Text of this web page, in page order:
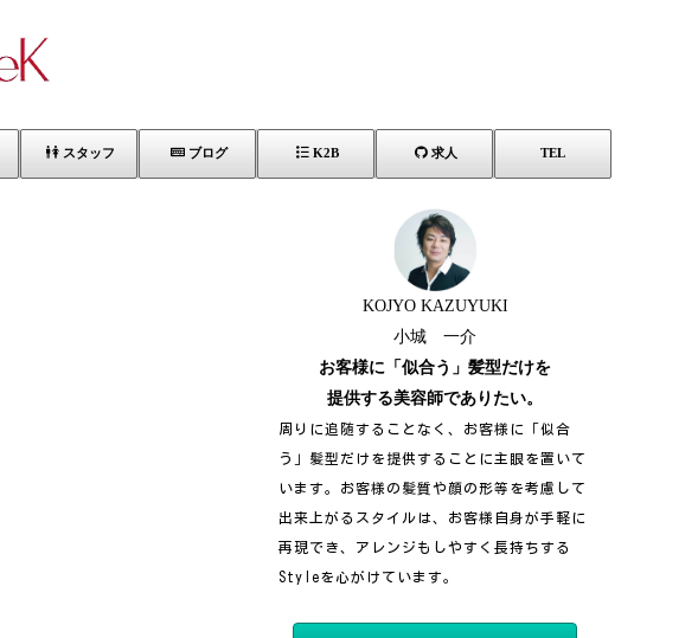
スタッフ ブログ K2B 求人 TEL
KOJYO KAZUYUKI
小城 一介
お客様に「似合う」髪型だけを
提供する美容師でありたい。
周りに追随することなく、お客様に「似合
う」髪型だけを提供することに主眼を置いて
います。お客様の髪質や顔の形等を考慮して
出来上がるスタイルは、お客様自身が手軽に
再現でき、アレンジもしやすく長持ちする
Styleを心がけています。